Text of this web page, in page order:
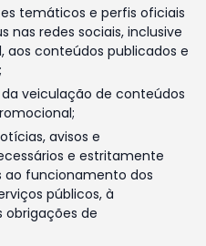
temáticos e perfis oficiais
nas redes sociais, inclusive
aos conteúdos publicados e
veiculação de conteúdos
avisos e
e estritamente
ao funcionamento dos
públicos, à
de